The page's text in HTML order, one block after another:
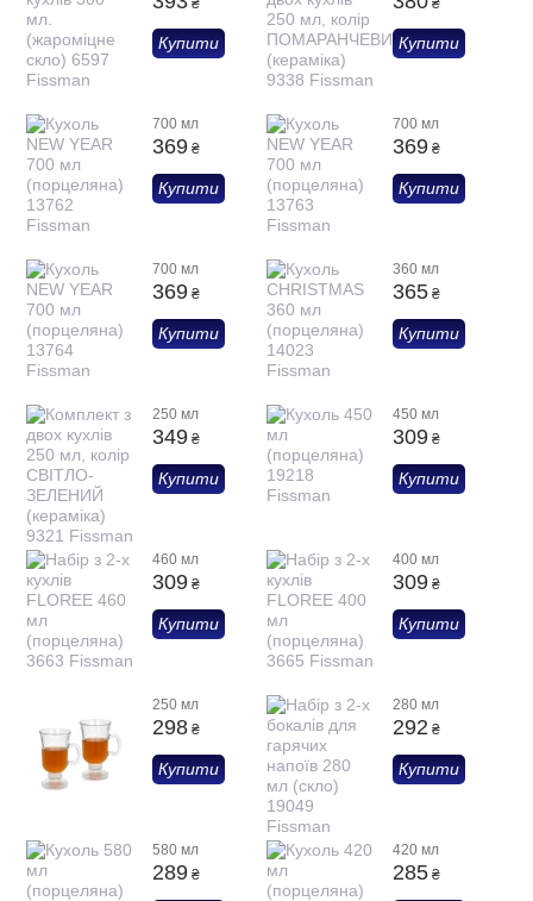
₴
Купити
₴
Купити
700 мл
369 ₴
Купити
700 мл
369 ₴
Купити
700 мл
369 ₴
Купити
360 мл
365 ₴
Купити
250 мл
349 ₴
Купити
450 мл
309 ₴
Купити
460 мл
309 ₴
Купити
400 мл
309 ₴
Купити
250 мл
298 ₴
Купити
280 мл
292 ₴
Купити
580 мл
289 ₴
420 мл
285 ₴